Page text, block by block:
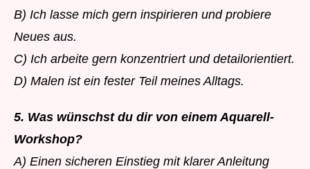
B) Ich lasse mich gern inspirieren und probiere
Neues aus.
C) Ich arbeite gern konzentriert und detailorientiert.
D) Malen ist ein fester Teil meines Alltags.
5. Was wünschst du dir von einem Aquarell-
Workshop?
A) Einen sicheren Einstieg mit klarer Anleitung